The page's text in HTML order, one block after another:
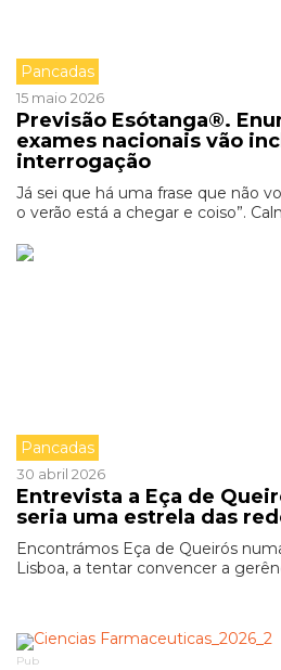
Pancadas
15 maio 2026
Previsão Esótanga®.
exames nacionais vão
interrogação
Já sei que há uma frase que não
o verão está a chegar e coiso”.
Pancadas
30 abril 2026
Entrevista a Eça de
seria uma estrela das
Encontrámos Eça de Queirós
Lisboa, a tentar convencer a
Pub